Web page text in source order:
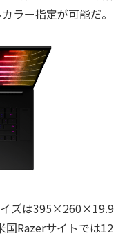
ラー指定が可能だ。
ズは395×260×19.9
国Razerサイトでは12